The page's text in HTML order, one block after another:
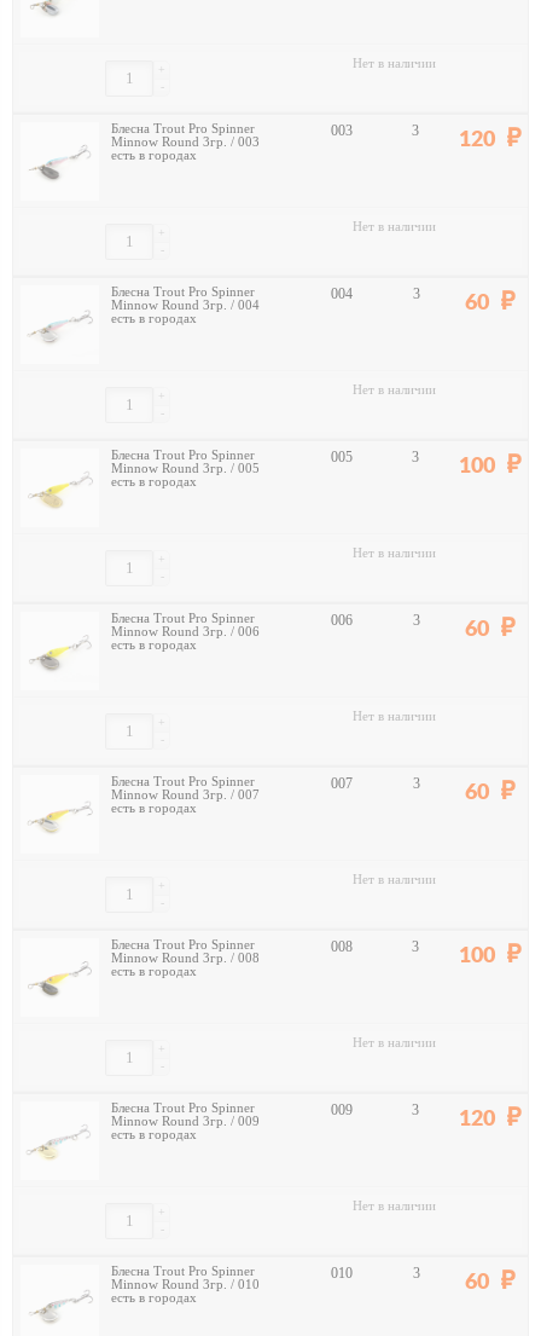
-
+ Нет в наличии
Блесна Trout Pro Spinner
Minnow Round 3гр. / 003
есть в городах
003 3 120
-
+ Нет в наличии
Блесна Trout Pro Spinner
Minnow Round 3гр. / 004
есть в городах
004 3 60
-
+ Нет в наличии
Блесна Trout Pro Spinner
Minnow Round 3гр. / 005
есть в городах
005 3 100
-
+ Нет в наличии
Блесна Trout Pro Spinner
Minnow Round 3гр. / 006
есть в городах
006 3 60
-
+ Нет в наличии
Блесна Trout Pro Spinner
Minnow Round 3гр. / 007
есть в городах
007 3 60
-
+ Нет в наличии
Блесна Trout Pro Spinner
Minnow Round 3гр. / 008
есть в городах
008 3 100
-
+ Нет в наличии
Блесна Trout Pro Spinner
Minnow Round 3гр. / 009
есть в городах
009 3 120
-
+ Нет в наличии
Блесна Trout Pro Spinner
Minnow Round 3гр. / 010
есть в городах
010 3 60